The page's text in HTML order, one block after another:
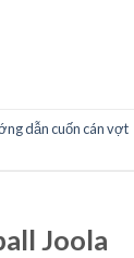
dẫn cuốn cán vợt
Joola